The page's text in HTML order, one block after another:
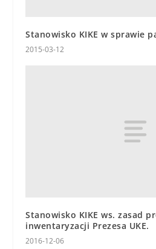
Stanowisko KIKE w sprawie
2015-03-12
Stanowisko KIKE ws. zasad
inwentaryzacji Prezesa UKE.
2016-12-06